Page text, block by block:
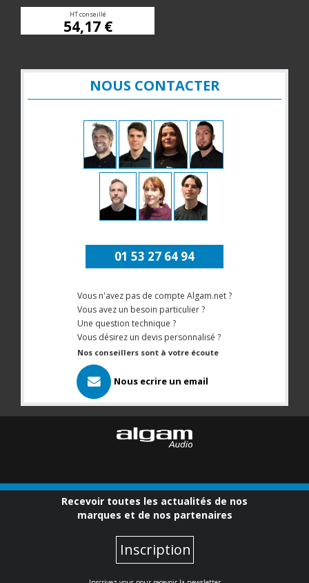
HT conseillé
54,17 €
NOUS CONTACTER
01 53 27 64 94
Vous n'avez pas de compte Algam.net ?
Vous avez un besoin particulier ?
Une question technique ?
Vous désirez un devis personnalisé ?
Nos conseillers sont à votre écoute
Nous ecrire un email
Recevoir toutes les actualités de nos
marques et de nos partenaires
Inscription